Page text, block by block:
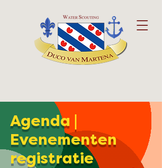
Agenda |
Evenementen
registratie